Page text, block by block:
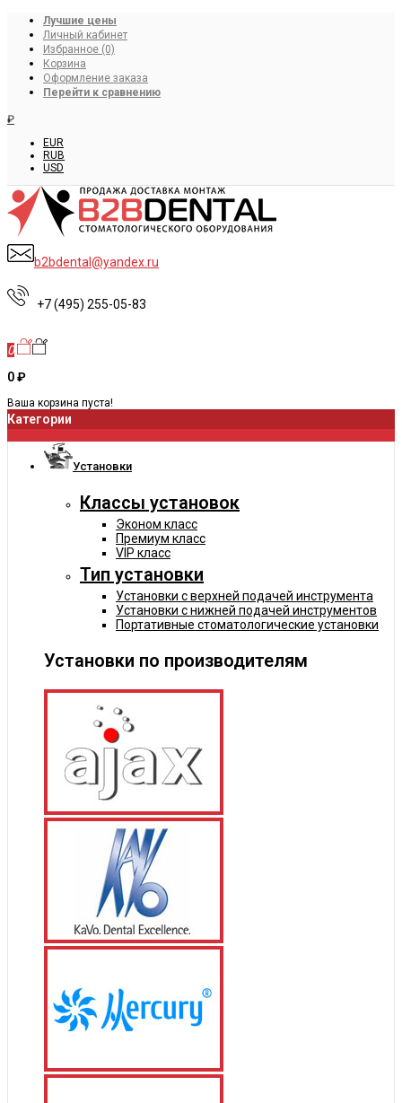
Лучшие цены
Личный кабинет
Избранное (0)
Корзина
Оформление заказа
Перейти к сравнению
₽
EUR
RUB
USD
b2bdental@yandex.ru
+7 (495) 255-05-83
0
0 ₽
Ваша корзина пуста!
Категории
Установки
Классы установок
Эконом класс
Премиум класс
VIP класс
Тип установки
Установки с верхней подачей инструмента
Установки с нижней подачей инструментов
Портативные стоматологические установки
Установки по производителям